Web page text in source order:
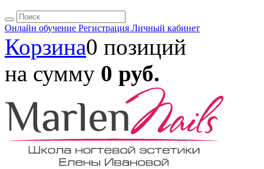
Онлайн обучение Регистрация Личный кабинет
Корзина0 позиций
на сумму 0 руб.